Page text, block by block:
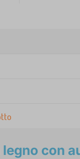
legno con